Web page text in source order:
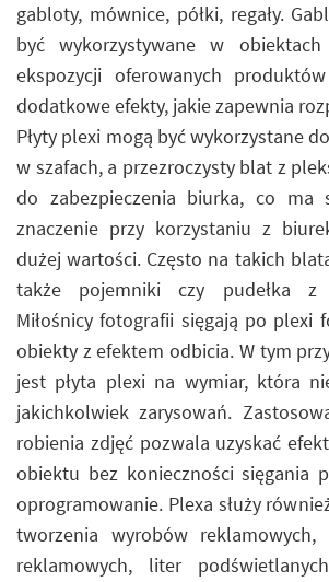
gabloty, mównice, półki, regały.
być wykorzystywane w
ekspozycji oferowanych
dodatkowe efekty, jakie zapewnia
Płyty plexi mogą być wykorzystane
w szafach, a przezroczysty blat z
do zabezpieczenia biurka, co ma
znaczenie przy korzystaniu z
dużej wartości. Często na takich
także pojemniki czy pudełka z
Miłośnicy fotografii sięgają po plexi
obiekty z efektem odbicia. W tym
jest płyta plexi na wymiar, która
jakichkolwiek zarysowań.
robienia zdjęć pozwala uzyskać
obiektu bez konieczności sięgania
oprogramowanie. Plexa służy
tworzenia wyrobów reklamowych,
reklamowych, liter